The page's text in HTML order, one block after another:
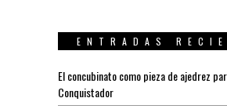
ENTRADAS
El concubinato como pieza de ajedrez
Conquistador